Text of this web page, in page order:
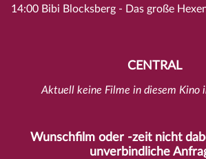
14:00 Bibi Blocksberg - Das große
CENTRAL
Aktuell keine Filme in diesem Kino
Wunschfilm oder -zeit nicht
unverbindliche